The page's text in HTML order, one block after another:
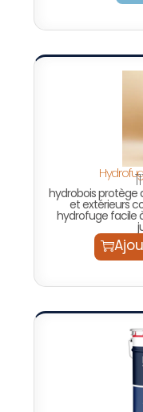
hydrobois protège
et extérieurs
hydrofuge facile